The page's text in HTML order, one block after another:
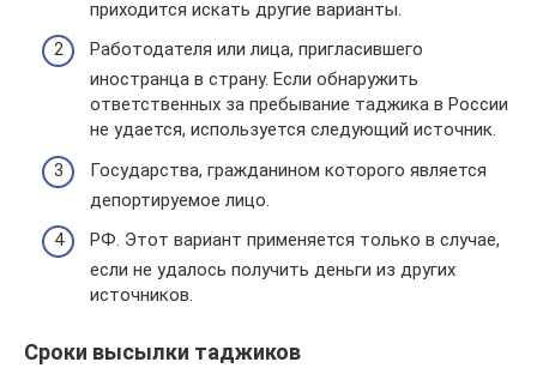
приходится искать другие варианты.
Работодателя или лица, пригласившего
иностранца в страну. Если обнаружить
ответственных за пребывание таджика в России
не удается, используется следующий источник.
Государства, гражданином которого является
депортируемое лицо.
РФ. Этот вариант применяется только в случае,
если не удалось получить деньги из других
источников.
Сроки высылки таджиков